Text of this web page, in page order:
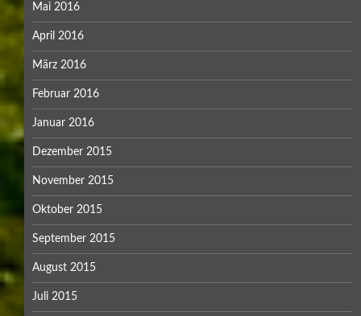
Mai 2016
April 2016
März 2016
Februar 2016
Januar 2016
Dezember 2015
November 2015
Oktober 2015
September 2015
August 2015
Juli 2015